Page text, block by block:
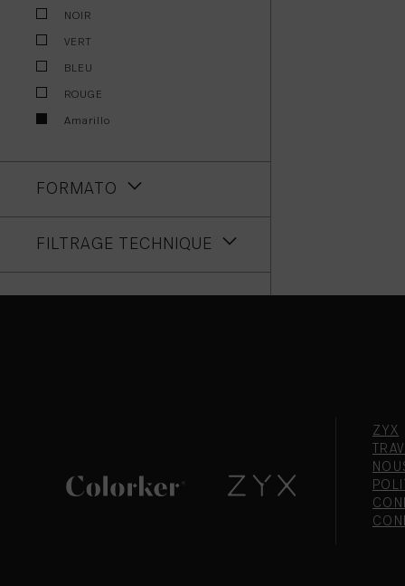
NOIR
VERT
BLEU
ROUGE
Amarillo
FORMATO
FILTRAGE TECHNIQUE
ZYX